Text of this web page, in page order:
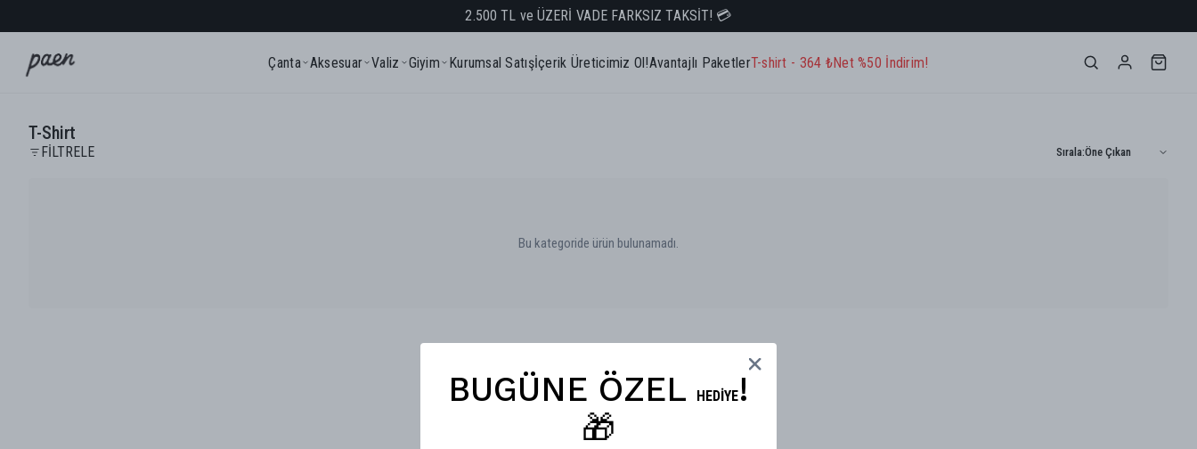
2.500 TL ve ÜZERİ VADE FARKSIZ TAKSİT! 💳
Çanta Aksesuar Valiz Giyim Kurumsal Satışİçerik Üreticimiz Ol!Avantajlı PaketlerT-shirt - 364 ₺Net %50 İndirim!
T-Shirt
FİLTRELE Sırala:
Bu kategoride ürün bulunamadı.
BUGÜNE ÖZEL HEDİYE!
🎁